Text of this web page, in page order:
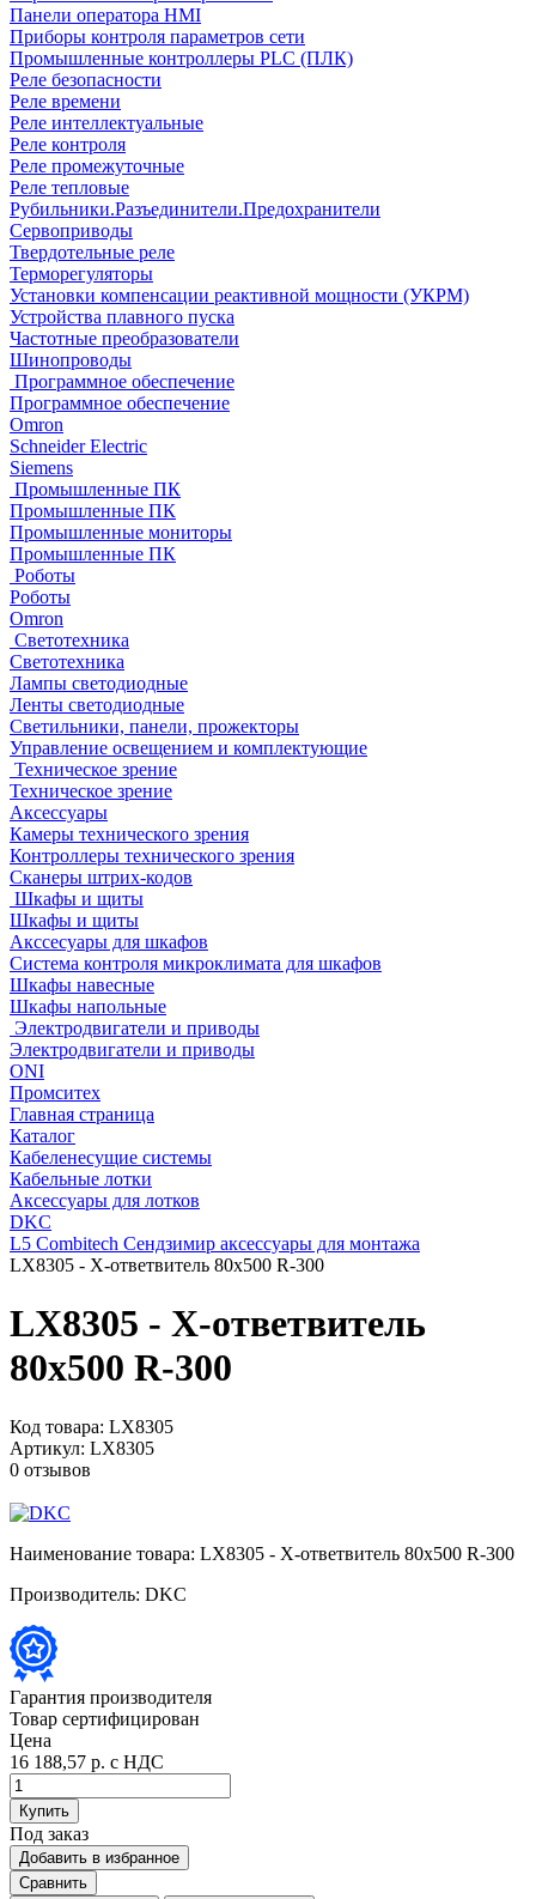
Панели оператора HMI
Приборы контроля параметров сети
Промышленные контроллеры PLC (ПЛК)
Реле безопасности
Реле времени
Реле интеллектуальные
Реле контроля
Реле промежуточные
Реле тепловые
Рубильники.Разъединители.Предохранители
Сервоприводы
Твердотельные реле
Терморегуляторы
Установки компенсации реактивной мощности (УКРМ)
Устройства плавного пуска
Частотные преобразователи
Шинопроводы
Программное обеспечение
Программное обеспечение
Omron
Schneider Electric
Siemens
Промышленные ПК
Промышленные ПК
Промышленные мониторы
Промышленные ПК
Роботы
Роботы
Omron
Светотехника
Светотехника
Лампы светодиодные
Ленты светодиодные
Светильники, панели, прожекторы
Управление освещением и комплектующие
Техническое зрение
Техническое зрение
Аксессуары
Камеры технического зрения
Контроллеры технического зрения
Сканеры штрих-кодов
Шкафы и щиты
Шкафы и щиты
Акссесуары для шкафов
Система контроля микроклимата для шкафов
Шкафы навесные
Шкафы напольные
Электродвигатели и приводы
Электродвигатели и приводы
ONI
Промситех
Главная страница
Каталог
Кабеленесущие системы
Кабельные лотки
Аксессуары для лотков
DKC
L5 Combitech Сендзимир аксессуары для монтажа
LX8305 - Х-ответвитель 80х500 R-300
LX8305 - Х-ответвитель
80х500 R-300
Код товара: LX8305
Артикул: LX8305
0 отзывов
Наименование товара: LX8305 - Х-ответвитель 80х500 R-300
Производитель: DKC
Гарантия производителя
Товар сертифицирован
Цена
16 188,57 р. с НДС
Купить
Под заказ
Добавить в избранное
Сравнить